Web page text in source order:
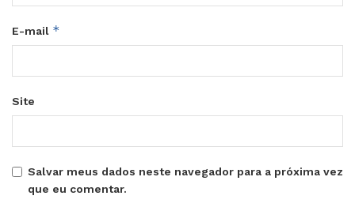
E-mail *
Site
Salvar meus dados neste navegador para a próxima vez
que eu comentar.